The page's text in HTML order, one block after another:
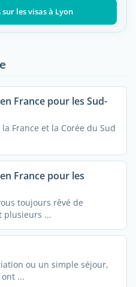
les visas à Lyon
France pour les Sud-
France et la Corée du Sud
France pour les
toujours rêvé de
plusieurs ...
ou un simple séjour,
...